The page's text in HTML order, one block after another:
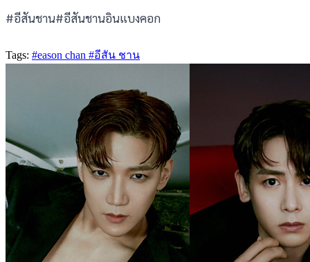
#อีสันชาน#อีสันชานอินแบงคอก
Tags: #eason chan #อีสัน ชาน